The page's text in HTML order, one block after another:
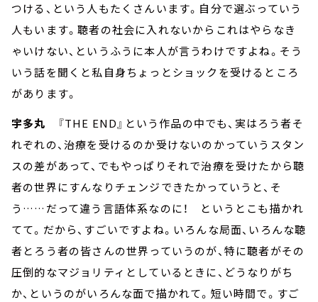
つける、という人もたくさんいます。自分で選ぶっていう
人もいます。聴者の社会に入れないからこれはやらなき
ゃいけない、というふうに本人が言うわけですよね。そう
いう話を聞くと私自身ちょっとショックを受けるところ
があります。
宇多丸 『THE END』という作品の中でも、実はろう者そ
れぞれの、治療を受けるのか受けないのかっていうスタン
スの差があって、でもやっぱりそれで治療を受けたから聴
者の世界にすんなりチェンジできたかっていうと、そ
う……だって違う言語体系なのに！ というとこも描かれ
てて。だから、すごいですよね。いろんな局面、いろんな聴
者とろう者の皆さんの世界っていうのが、特に聴者がその
圧倒的なマジョリティとしているときに、どうなりがち
か、というのがいろんな面で描かれて。短い時間で。すご